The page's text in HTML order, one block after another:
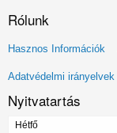
Rólunk
Lábléc
menü
Hasznos Információk
Adatvédelmi irányelvek
Nyitvatartás
Hétfő